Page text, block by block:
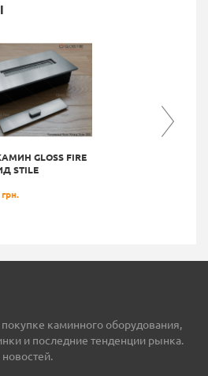
GLOSS FIRE
STILE
каминного оборудования,
и последние тенденции рынка.